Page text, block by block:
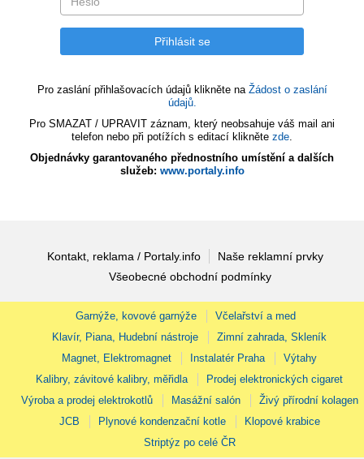
Pro zaslání přihlašovacích údajů klikněte na Žádost o zaslání
údajů.
Pro SMAZAT / UPRAVIT záznam, který neobsahuje váš mail ani
telefon nebo při potížích s editací klikněte zde.
Objednávky garantovaného přednostního umístění a dalších
služeb: www.portaly.info
Kontakt, reklama / Portaly.info
Naše reklamní prvky
Všeobecné obchodní podmínky
Garnýže, kovové garnýže
Včelařství a med
Klavír, Piana, Hudební nástroje
Zimní zahrada, Skleník
Magnet, Elektromagnet
Instalatér Praha
Výtahy
Kalibry, závitové kalibry, měřidla
Prodej elektronických cigaret
Výroba a prodej elektrokotlů
Masážní salón
Živý přírodní kolagen
JCB
Plynové kondenzační kotle
Klopové krabice
Striptýz po celé ČR